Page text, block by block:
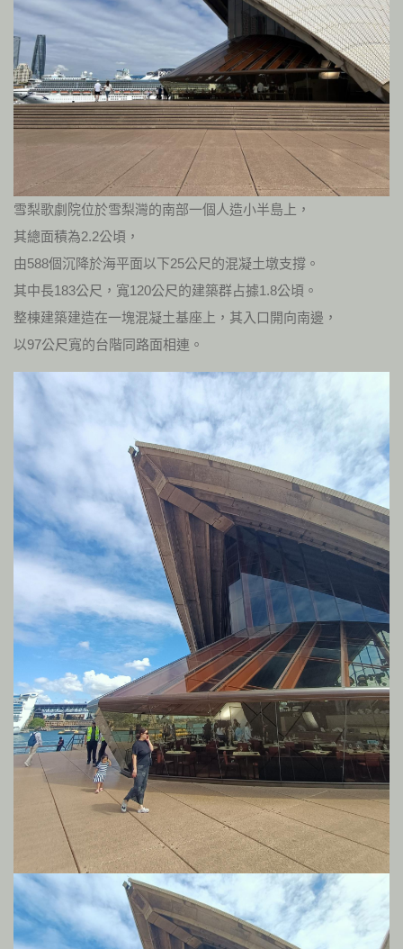
雪梨歌劇院位於雪梨灣的南部一個人造小半島上，
其總面積為2.2公頃，
由588個沉降於海平面以下25公尺的混凝土墩支撐。
其中長183公尺，寬120公尺的建築群占據1.8公頃。
整棟建築建造在一塊混凝土基座上，其入口開向南邊，
以97公尺寬的台階同路面相連。